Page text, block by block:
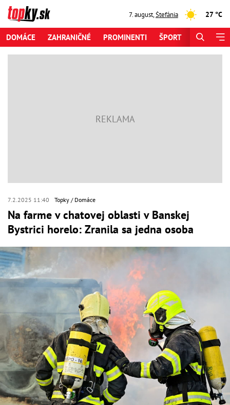
7. august,Štefánia 27 °C
DOMÁCE ZAHRANIČNÉ PROMINENTI ŠPORT
7.2.2025 11:40 Topky Domáce
Na farme v chatovej oblasti v Banskej
Bystrici horelo: Zranila sa jedna osoba